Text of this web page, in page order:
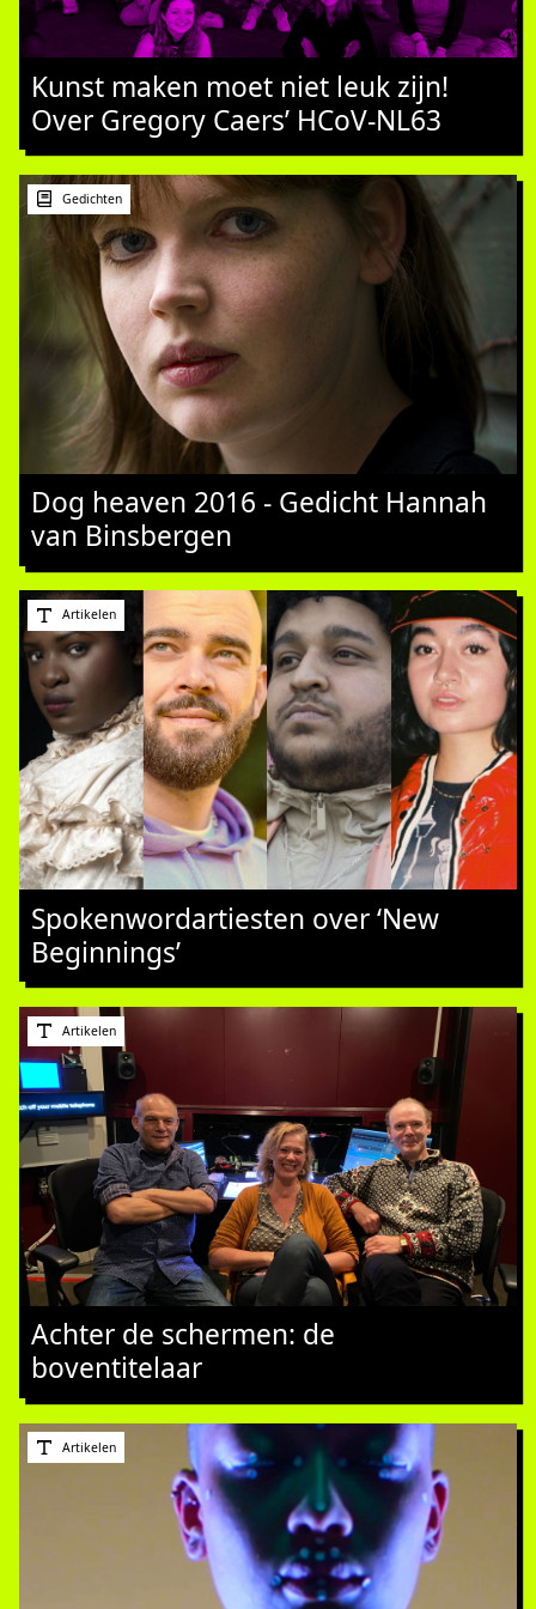
Kunst maken moet niet leuk zijn!
Over Gregory Caers’ HCoV-NL63
Gedichten
Dog heaven 2016 - Gedicht Hannah
van Binsbergen
Artikelen
Spokenwordartiesten over ‘New
Beginnings’
Artikelen
Achter de schermen: de
boventitelaar
Artikelen